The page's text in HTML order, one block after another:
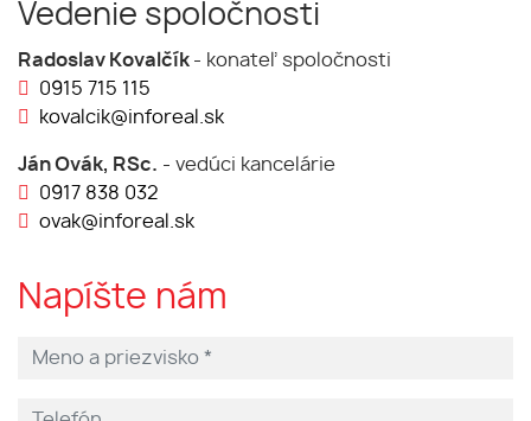
Vedenie spoločnosti
Radoslav Kovalčík - konateľ spoločnosti
0915 715 115
kovalcik@inforeal.sk
Ján Ovák, RSc. - vedúci kancelárie
0917 838 032
ovak@inforeal.sk
Napíšte nám